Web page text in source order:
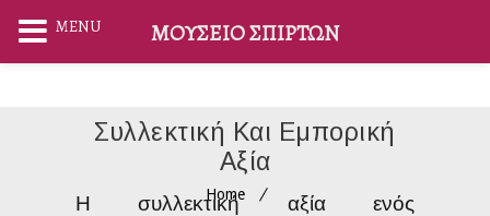
Συλλεκτική Και Εμπορική
Αξία
Home
Η συλλεκτική αξία ενός
MENU ΜΟΥΣΕΊΟ ΣΠΊΡΤΩΝ